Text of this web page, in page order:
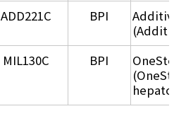
ADD221C BPI
MIL130C BPI